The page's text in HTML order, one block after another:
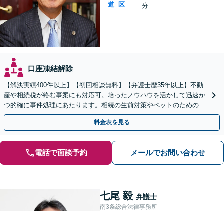
道 区
分
口座凍結解除
【解決実績400件以上】【初回相談無料】【弁護士歴35年以上】不動
産や相続税が絡む事案にも対応可。培ったノウハウを活かして迅速か
つ的確に事件処理にあたります。相続の生前対策やペットのための年
金システムもお任せ【完全個室】【自衛隊前駅8分】
料金表を見る
電話で面談予約 メールでお問い合わせ
七尾 毅 弁護士
南3条総合法律事務所